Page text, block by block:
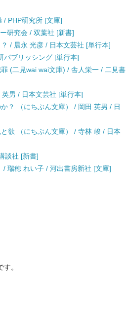
/ PHP研究所 [文庫]
研究会 / 双葉社 [新書]
/ 晨永 光彦 / 日本文芸社 [単行本]
パブリッシング [単行本]
(二見wai wai文庫) / 舎人栄一 / 二見書
男 / 日本文芸社 [単行本]
？ （にちぶん文庫） / 岡田 英男 / 日
欲 （にちぶん文庫） / 寺林 峻 / 日本
談社 [新書]
/ 瑞穂 れい子 / 河出書房新社 [文庫]
。